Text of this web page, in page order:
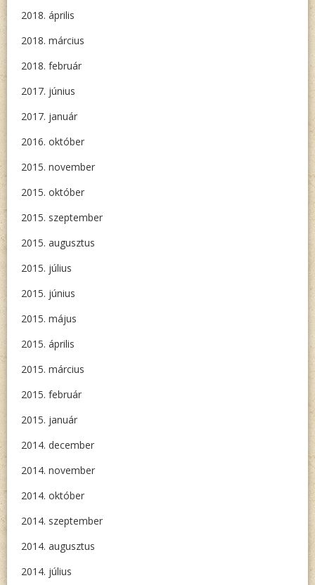
2018. április
2018. március
2018. február
2017. június
2017. január
2016. október
2015. november
2015. október
2015. szeptember
2015. augusztus
2015. július
2015. június
2015. május
2015. április
2015. március
2015. február
2015. január
2014. december
2014. november
2014. október
2014. szeptember
2014. augusztus
2014. július